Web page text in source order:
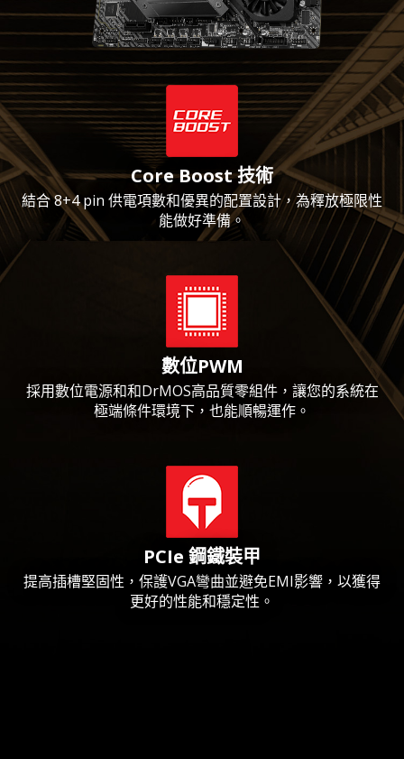
Core Boost 技術
結合 8+4 pin 供電項數和優異的配置設計，為釋放極限性
能做好準備。
數位PWM
採用數位電源和和DrMOS高品質零組件，讓您的系統在
極端條件環境下，也能順暢運作。
PCIe 鋼鐵裝甲
提高插槽堅固性，保護VGA彎曲並避免EMI影響，以獲得
更好的性能和穩定性。